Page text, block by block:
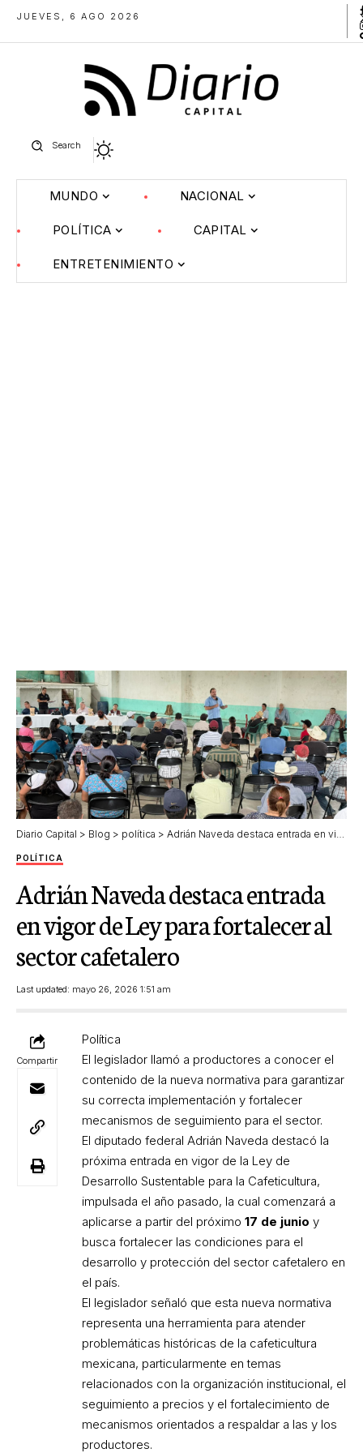
JUEVES, 6 AGO 2026
Search
MUNDO NACIONAL
POLÍTICA CAPITAL
ENTRETENIMIENTO
Diario Capital > Blog > política > Adrián Naveda destaca entrada en vigor de Ley para fortalecer al sector cafetalero
POLÍTICA
Adrián Naveda destaca entrada
en vigor de Ley para fortalecer al
sector cafetalero
Last updated: mayo 26, 2026 1:51 am
Compartir
Política
El legislador llamó a productores a conocer el
contenido de la nueva normativa para garantizar
su correcta implementación y fortalecer
mecanismos de seguimiento para el sector.
El diputado federal Adrián Naveda destacó la
próxima entrada en vigor de la Ley de
Desarrollo Sustentable para la Cafeticultura,
impulsada el año pasado, la cual comenzará a
aplicarse a partir del próximo 17 de junio y
busca fortalecer las condiciones para el
desarrollo y protección del sector cafetalero en
el país.
El legislador señaló que esta nueva normativa
representa una herramienta para atender
problemáticas históricas de la cafeticultura
mexicana, particularmente en temas
relacionados con la organización institucional, el
seguimiento a precios y el fortalecimiento de
mecanismos orientados a respaldar a las y los
productores.